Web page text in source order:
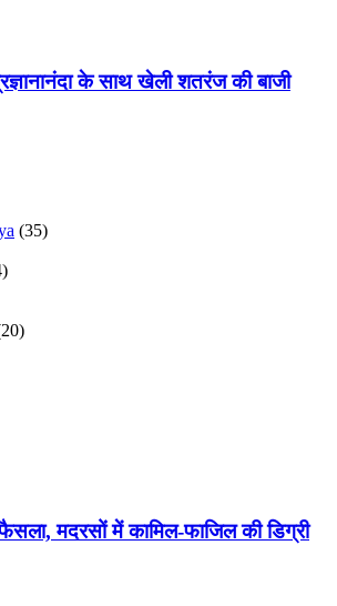
के साथ खेली शतरंज की बाजी
(35)
मदरसों में कामिल-फाजिल की डिग्री